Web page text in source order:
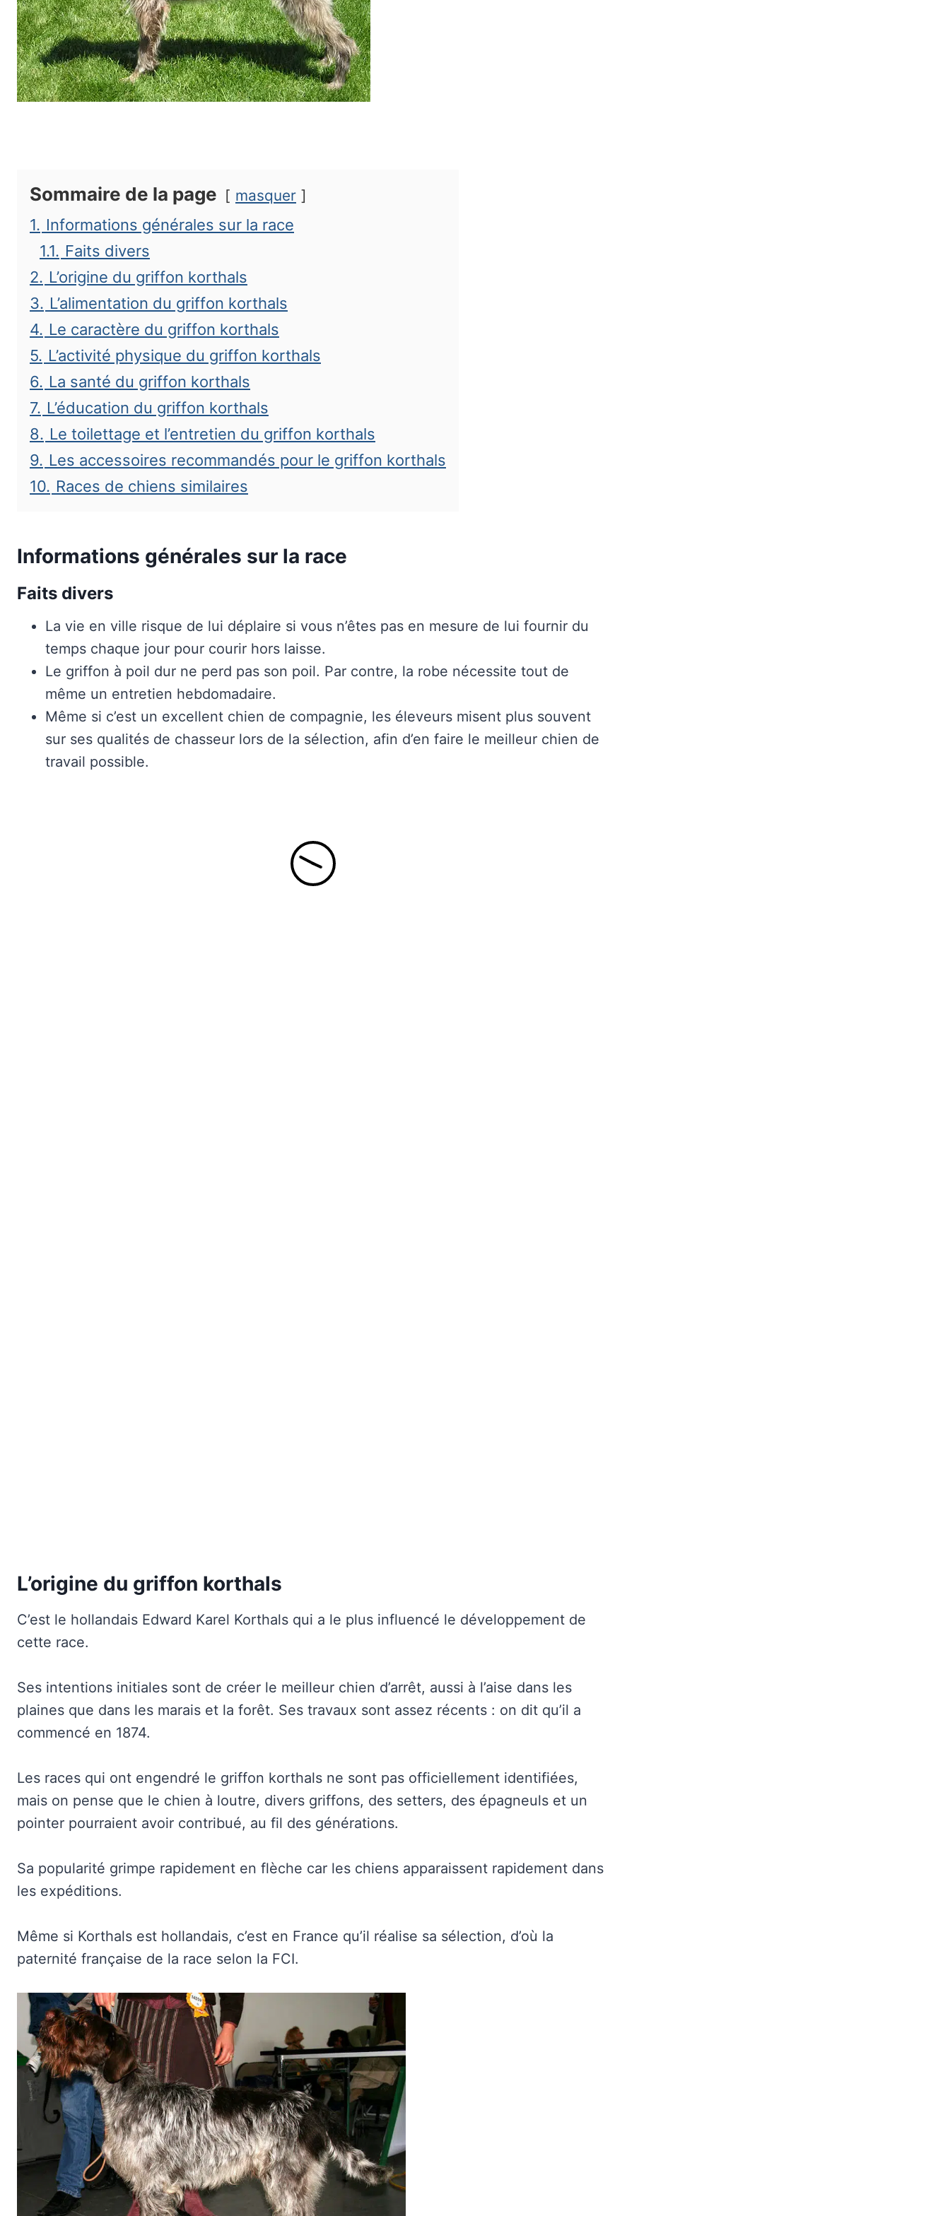
Sommaire de la page masquer
1. Informations générales sur la race
1.1. Faits divers
2. L’origine du griffon korthals
3. L’alimentation du griffon korthals
4. Le caractère du griffon korthals
5. L’activité physique du griffon korthals
6. La santé du griffon korthals
7. L’éducation du griffon korthals
8. Le toilettage et l’entretien du griffon korthals
9. Les accessoires recommandés pour le griffon korthals
10. Races de chiens similaires
Informations générales sur la race
Faits divers
La vie en ville risque de lui déplaire si vous n’êtes pas en mesure de lui fournir du
temps chaque jour pour courir hors laisse.
Le griffon à poil dur ne perd pas son poil. Par contre, la robe nécessite tout de
même un entretien hebdomadaire.
Même si c’est un excellent chien de compagnie, les éleveurs misent plus souvent
sur ses qualités de chasseur lors de la sélection, afin d’en faire le meilleur chien de
travail possible.
L’origine du griffon korthals
C’est le hollandais Edward Karel Korthals qui a le plus influencé le développement de
cette race.
Ses intentions initiales sont de créer le meilleur chien d’arrêt, aussi à l’aise dans les
plaines que dans les marais et la forêt. Ses travaux sont assez récents : on dit qu’il a
commencé en 1874.
Les races qui ont engendré le griffon korthals ne sont pas officiellement identifiées,
mais on pense que le chien à loutre, divers griffons, des setters, des épagneuls et un
pointer pourraient avoir contribué, au fil des générations.
Sa popularité grimpe rapidement en flèche car les chiens apparaissent rapidement dans
les expéditions.
Même si Korthals est hollandais, c’est en France qu’il réalise sa sélection, d’où la
paternité française de la race selon la FCI.